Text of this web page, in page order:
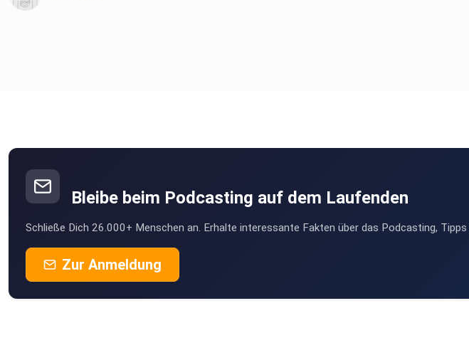
Bleibe beim Podcasting auf dem Laufenden
Schließe Dich 26.000+ Menschen an. Erhalte interessante Fakten über das Podcasting,
Zur Anmeldung